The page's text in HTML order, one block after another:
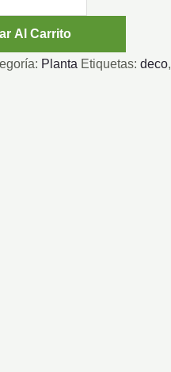
Al Carrito
Planta Etiquetas: deco,